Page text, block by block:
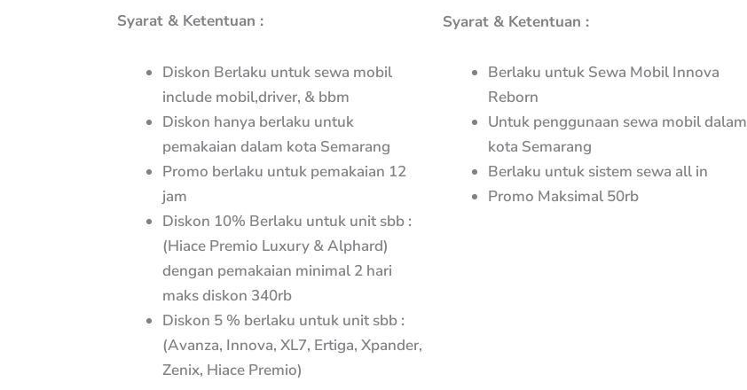
Syarat & Ketentuan :
Diskon Berlaku untuk sewa mobil
include mobil,driver, & bbm
Diskon hanya berlaku untuk
pemakaian dalam kota Semarang
Promo berlaku untuk pemakaian 12
jam
Diskon 10% Berlaku untuk unit sbb :
(Hiace Premio Luxury & Alphard)
dengan pemakaian minimal 2 hari
maks diskon 340rb
Diskon 5 % berlaku untuk unit sbb :
(Avanza, Innova, XL7, Ertiga, Xpander,
Zenix, Hiace Premio)
Syarat & Ketentuan :
Berlaku untuk Sewa Mobil Innova
Reborn
Untuk penggunaan sewa mobil dalam
kota Semarang
Berlaku untuk sistem sewa all in
Promo Maksimal 50rb